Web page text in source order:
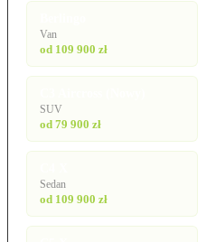
Van
od 109 900 zł
SUV
od 79 900 zł
Sedan
od 109 900 zł